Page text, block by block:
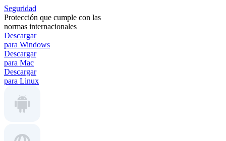
Seguridad
Protección que cumple con las
normas internacionales
Descargar
para Windows
Descargar
para Mac
Descargar
para Linux